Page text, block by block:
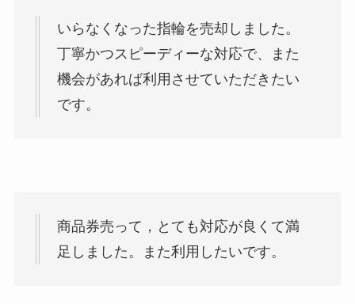
いらなくなった指輪を売却しました。
丁寧かつスピーディーな対応で、また
機会があれば利用させていただきたい
です。
商品券売って，とても対応が良くて満
足しました。また利用したいです。